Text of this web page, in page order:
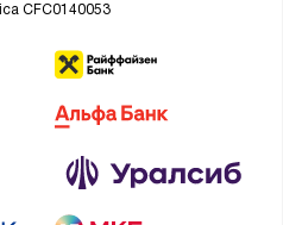
CFC0140053